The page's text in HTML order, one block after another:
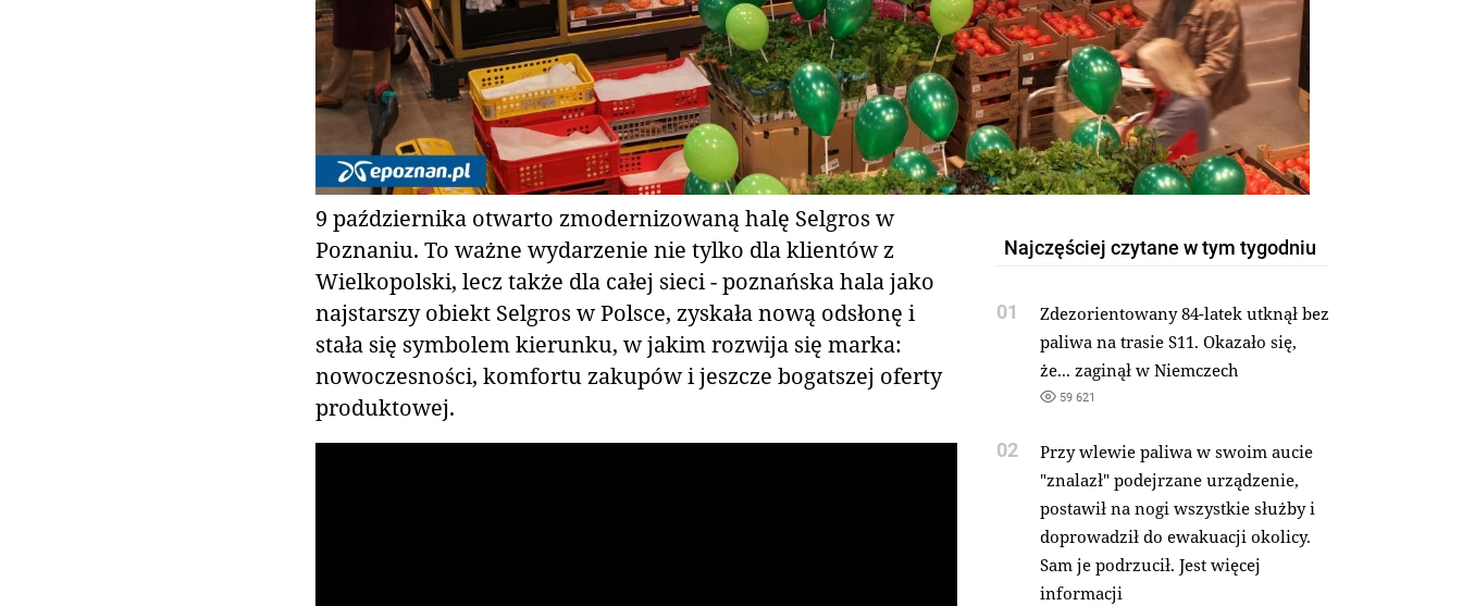
9 października otwarto zmodernizowaną halę Selgros w
Poznaniu. To ważne wydarzenie nie tylko dla klientów z
Wielkopolski, lecz także dla całej sieci - poznańska hala jako
najstarszy obiekt Selgros w Polsce, zyskała nową odsłonę i
stała się symbolem kierunku, w jakim rozwija się marka:
nowoczesności, komfortu zakupów i jeszcze bogatszej oferty
produktowej.
Najczęściej czytane w tym tygodniu
01
Zdezorientowany 84-latek utknął bez
paliwa na trasie S11. Okazało się,
że... zaginął w Niemczech
59 621
02
Przy wlewie paliwa w swoim aucie
"znalazł" podejrzane urządzenie,
postawił na nogi wszystkie służby i
doprowadził do ewakuacji okolicy.
Sam je podrzucił. Jest więcej
informacji